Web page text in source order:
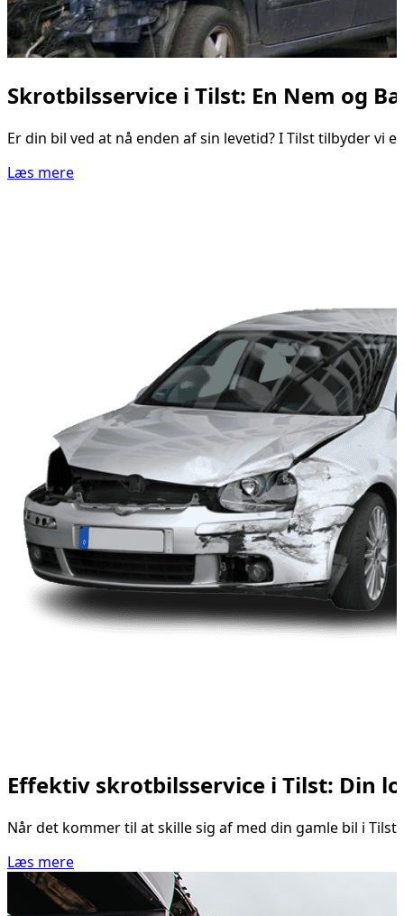
Skrotbilsservice i Tilst: En Nem og
Er din bil ved at nå enden af sin levetid? I Tilst tilbyder
Læs mere
Effektiv skrotbilsservice i Tilst: Din
Når det kommer til at skille sig af med din gamle bil i
Læs mere